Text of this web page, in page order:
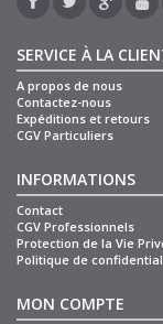
SERVICE À LA
A propos de nous
Contactez-nous
Expéditions et retours
CGV Particuliers
INFORMATIONS
Contact
CGV Professionnels
Protection de la Vie
Politique de
MON COMPTE